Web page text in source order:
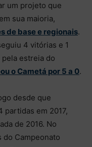
um projeto que
sua maioria,
de base e regionais.
4 vitórias e 1
estreia do
o Cametá por 5 a 0.
desde que
partidas em 2017,
de 2016. No
Campeonato